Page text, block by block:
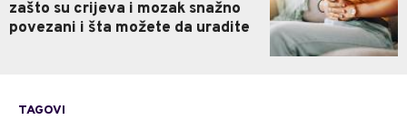
zašto su crijeva i mozak snažno
povezani i šta možete da uradite
TAGOVI